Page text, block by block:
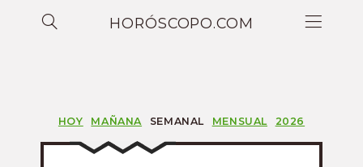
HORÓSCOPO.COM
HOY MAÑANA SEMANAL MENSUAL 2026